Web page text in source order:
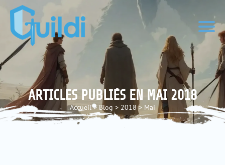
ARTICLES PUBLIÉS EN MAI 2018
Accueil > Blog > 2018 > Mai